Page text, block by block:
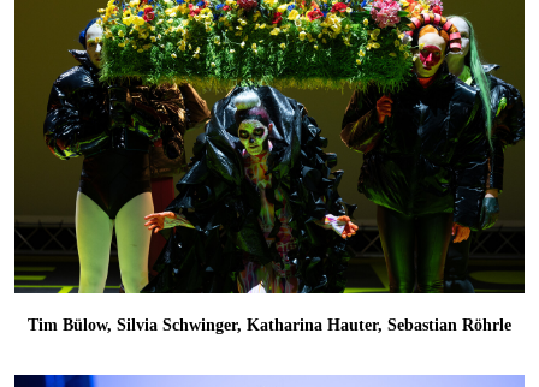
Tim Bülow, Silvia Schwinger, Katharina Hauter, Sebastian Röhrle